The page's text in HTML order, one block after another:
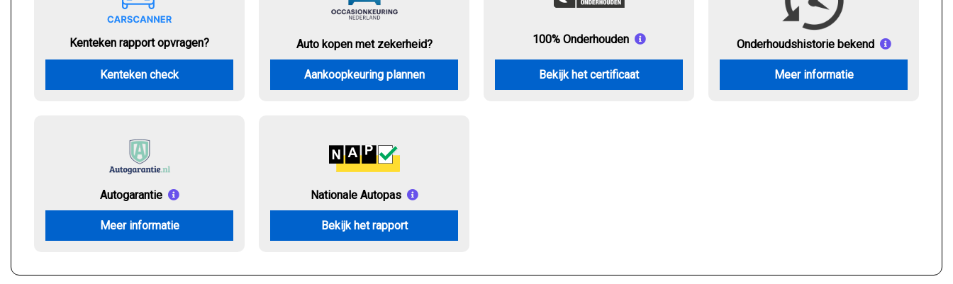
Kenteken rapport opvragen?
Kenteken check
Auto kopen met zekerheid?
Aankoopkeuring plannen
100% Onderhouden
Bekijk het certificaat
Onderhoudshistorie bekend
Meer informatie
Autogarantie
Meer informatie
Nationale Autopas
Bekijk het rapport